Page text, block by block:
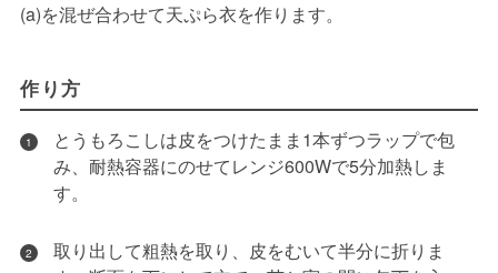
(a)を混ぜ合わせて天ぷら衣を作ります。
作り方
1
とうもろこしは皮をつけたまま1本ずつラップで包
み、耐熱容器にのせてレンジ600Wで5分加熱しま
す。
2
取り出して粗熱を取り、皮をむいて半分に折りま